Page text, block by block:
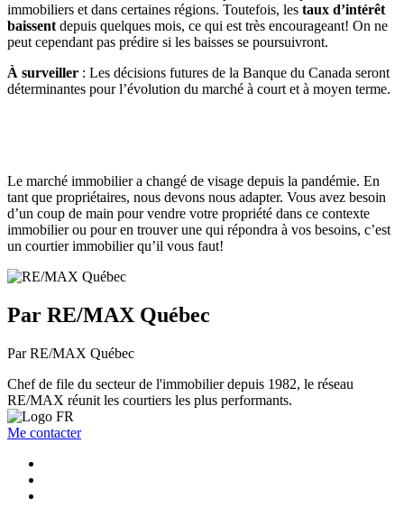
immobiliers et dans certaines régions. Toutefois, les taux d’intérêt
baissent depuis quelques mois, ce qui est très encourageant! On ne
peut cependant pas prédire si les baisses se poursuivront.
À surveiller : Les décisions futures de la Banque du Canada seront
déterminantes pour l’évolution du marché à court et à moyen terme.
Le marché immobilier a changé de visage depuis la pandémie. En
tant que propriétaires, nous devons nous adapter. Vous avez besoin
d’un coup de main pour vendre votre propriété dans ce contexte
immobilier ou pour en trouver une qui répondra à vos besoins, c’est
un courtier immobilier qu’il vous faut!
Par RE/MAX Québec
Par RE/MAX Québec
Chef de file du secteur de l'immobilier depuis 1982, le réseau
RE/MAX réunit les courtiers les plus performants.
Me contacter